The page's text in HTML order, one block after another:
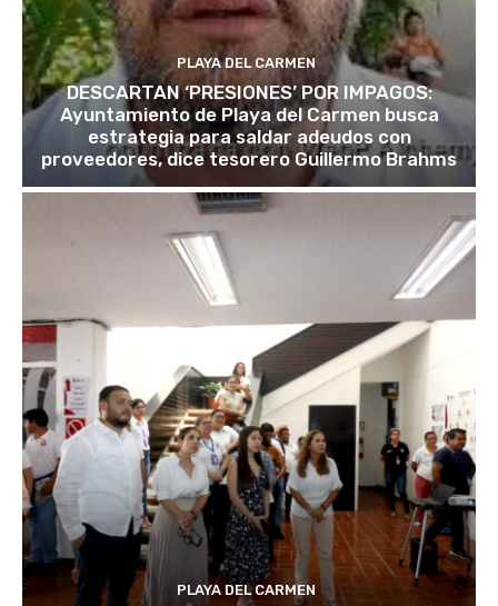
PLAYA DEL CARMEN
DESCARTAN ‘PRESIONES’ POR IMPAGOS:
Ayuntamiento de Playa del Carmen busca
estrategia para saldar adeudos con
proveedores, dice tesorero Guillermo Brahms
PLAYA DEL CARMEN